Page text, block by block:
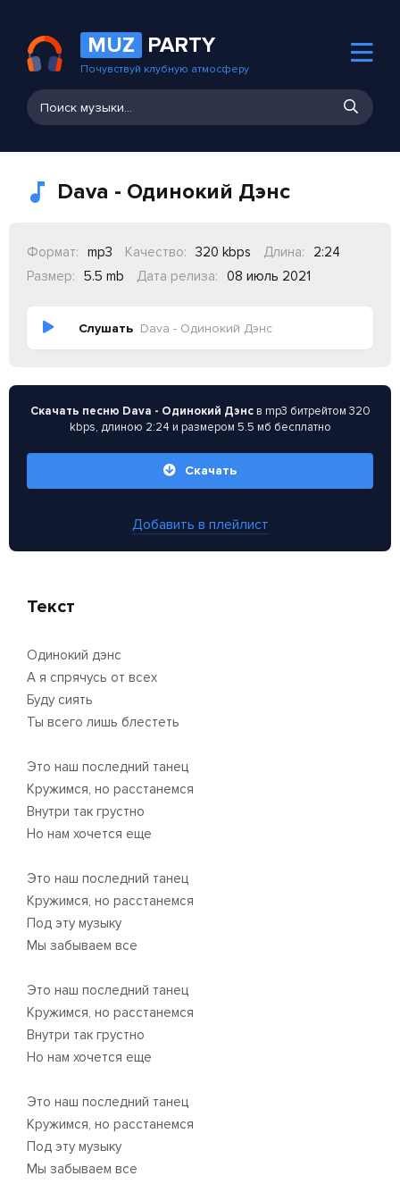
MUZ PARTY
Почувствуй клубную атмосферу
Dava - Одинокий Дэнс
Формат: mp3 Качество: 320 kbps Длина:
2:24
Размер:
5.5 mb Дата релиза: 08 июль 2021
Слушать Dava - Одинокий Дэнс
Скачать песню Dava - Одинокий Дэнсв mp3 битрейтом 320
kbps, длиною 2:24 и размером 5.5 мб бесплатно
Скачать
Добавить в плейлист
Текст
Одинокий дэнс
А я спрячусь от всех
Буду сиять
Ты всего лишь блестеть
Это наш последний танец
Кружимся, но расстанемся
Внутри так грустно
Но нам хочется еще
Это наш последний танец
Кружимся, но расстанемся
Под эту музыку
Мы забываем все
Это наш последний танец
Кружимся, но расстанемся
Внутри так грустно
Но нам хочется еще
Это наш последний танец
Кружимся, но расстанемся
Под эту музыку
Мы забываем все